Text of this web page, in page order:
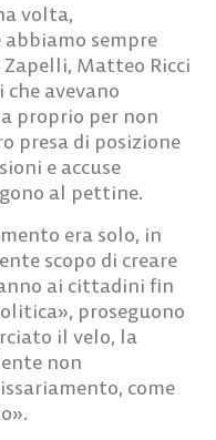
volta,
abbiamo sempre
Matteo Ricci
avevano
proprio per non
presa di posizione
e accuse
al pettine.
era solo, in
scopo di creare
ai cittadini fin
proseguono
il velo, la
non
come